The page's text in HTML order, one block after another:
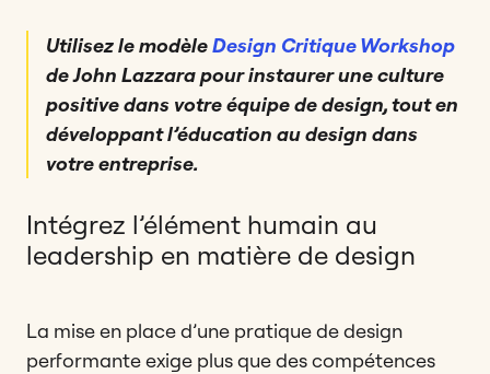
Utilisez le modèleDesign Critique Workshop
de John Lazzara pour instaurer une culture
positive dans votre équipe de design, tout en
développant l’éducation au design dans
votre entreprise.
Intégrez l’élément humain au
leadership en matière de design
La mise en place d’une pratique de design
performante exige plus que des compétences